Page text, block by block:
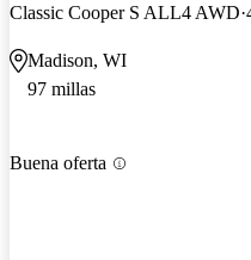
Classic Cooper S ALL4 AWD
Madison, WI
97 millas
Buena oferta